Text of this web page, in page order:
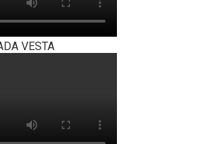
VESTA